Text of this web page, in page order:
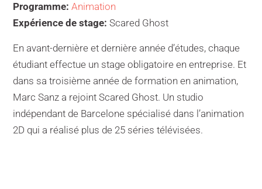
Programme: Animation
Expérience de stage: Scared Ghost
En avant-dernière et dernière année d’études, chaque
étudiant effectue un stage obligatoire en entreprise. Et
dans sa troisième année de formation en animation,
Marc Sanz a rejoint Scared Ghost. Un studio
indépendant de Barcelone spécialisé dans l’animation
2D qui a réalisé plus de 25 séries télévisées.